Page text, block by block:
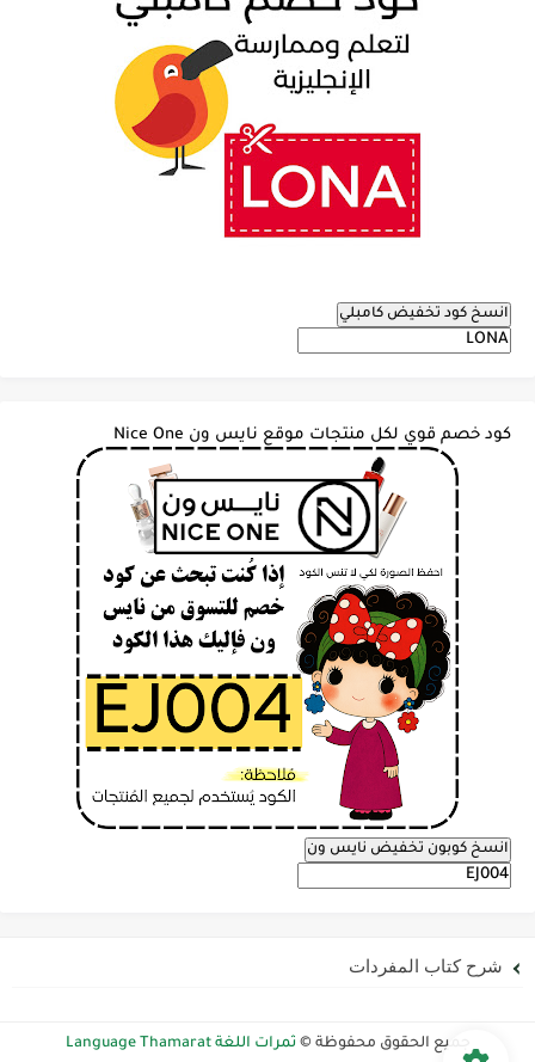
انسخ كود تخفيض كامبلي
كود خصم قوي لكل منتجات موقع نايس ون Nice One
انسخ كوبون تخفيض نايس ون
شرح كتاب المفردات
جميع الحقوق محفوظة © ثمرات اللغة Language Thamarat